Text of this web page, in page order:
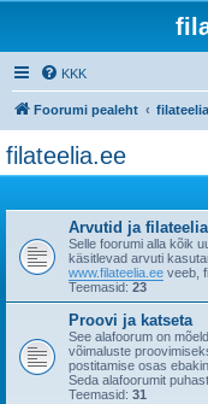
KKK
Foorumi pealeht
filateelia.ee
Arvutid ja filateelia
Selle foorumi alla kõik
käsitlevad arvuti
www.filateelia.ee veeb,
Teemasid: 23
Proovi ja katseta
See alafoorum on
võimaluste
postitamise osas
Seda alafoorumit
Teemasid: 31